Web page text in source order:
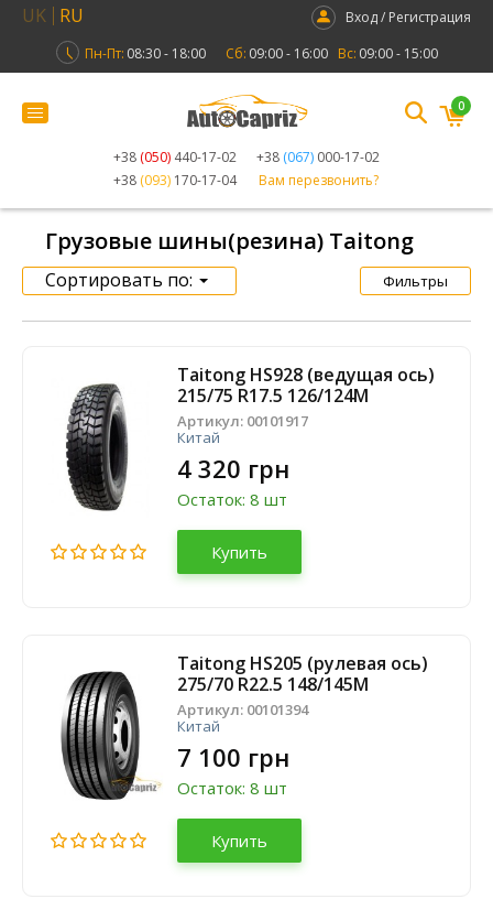
UK RU
Вход / Регистрация
Пн-Пт: 08:30 - 18:00 Сб: 09:00 - 16:00 Вс: 09:00 - 15:00
+38 (050) 440-17-02 +38 (067) 000-17-02
+38 (093) 170-17-04 Вам перезвонить?
0
Грузовые шины(резина) Taitong
Сортировать по: Фильтры
Taitong HS928 (ведущая ось)
215/75 R17.5 126/124M
Артикул: 00101917
Китай
4 320 грн
Остаток: 8 шт
Купить
Taitong HS205 (рулевая ось)
275/70 R22.5 148/145M
Артикул: 00101394
Китай
7 100 грн
Остаток: 8 шт
Купить